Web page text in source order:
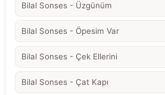
Bilal Sonses - Üzgünüm
Bilal Sonses - Öpesim Var
Bilal Sonses - Çek Ellerini
Bilal Sonses - Çat Kapı